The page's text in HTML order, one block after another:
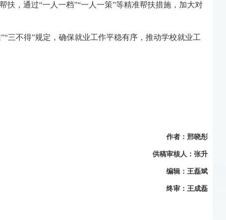
，通过“一人一档”“一人一策”等精准帮扶措施，加大对
三不得”规定，确保就业工作平稳有序，推动学校就业工
作者：邢晓彤
供稿审核人：张升
编辑：王磊斌
终审：王成磊